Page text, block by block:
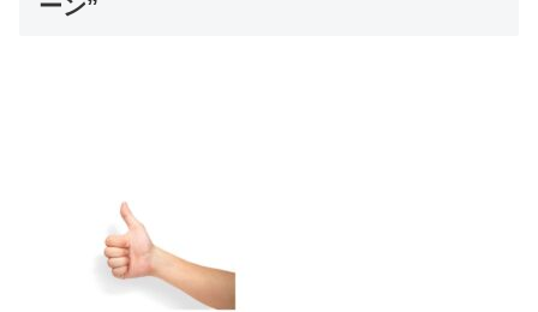
ーン”